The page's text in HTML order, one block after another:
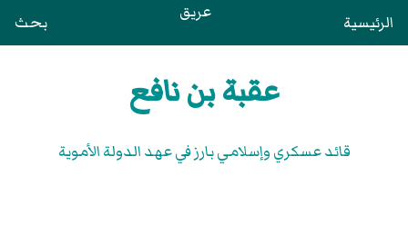
الرئيسية عريق بحث
عقبة بن نافع
قائد عسكري وإسلامي بارز في عهد الدولة الأموية